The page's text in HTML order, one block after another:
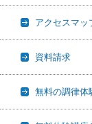
アクセスマッ
資料請求
無料の調律体